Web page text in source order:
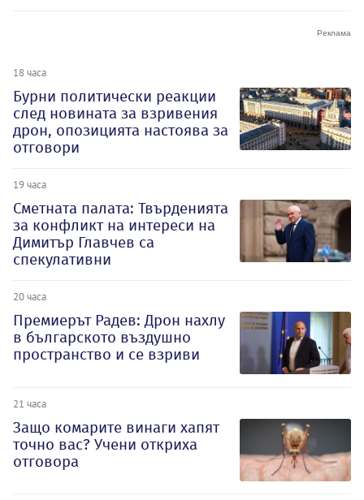
18 часа
Бурни политически реакции
след новината за взривения
дрон, опозицията настоява за
отговори
19 часа
Сметната палата: Твърденията
за конфликт на интереси на
Димитър Главчев са
спекулативни
20 часа
Премиерът Радев: Дрон нахлу
в българското въздушно
пространство и се взриви
21 часа
Защо комарите винаги хапят
точно вас? Учени откриха
отговора